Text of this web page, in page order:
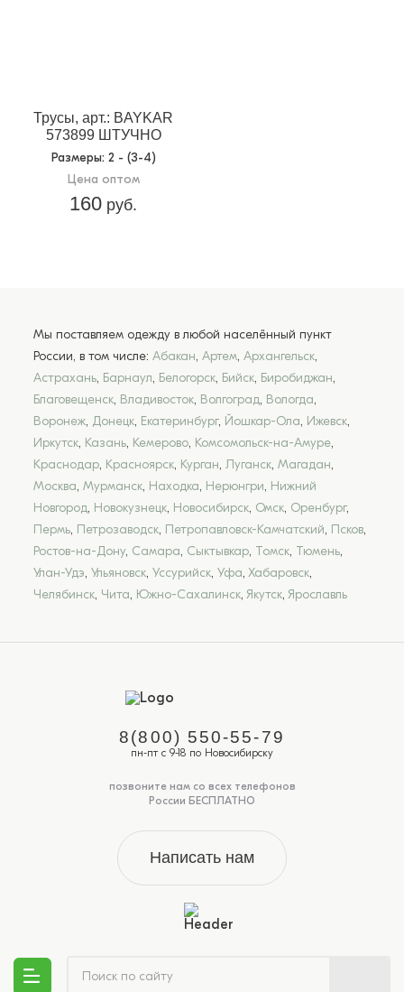
Трусы, арт.: BAYKAR
573899 ШТУЧНО
Размеры: 2 - (3-4)
Цена оптом
160 руб.
Мы поставляем одежду в любой населённый пункт
России, в том числе: Абакан, Артем, Архангельск,
Астрахань, Барнаул, Белогорск, Бийск, Биробиджан,
Благовещенск, Владивосток, Волгоград, Вологда,
Воронеж, Донецк, Екатеринбург, Йошкар-Ола, Ижевск,
Иркутск, Казань, Кемерово, Комсомольск-на-Амуре,
Краснодар, Красноярск, Курган, Луганск, Магадан,
Москва, Мурманск, Находка, Нерюнгри, Нижний
Новгород, Новокузнецк, Новосибирск, Омск, Оренбург,
Пермь, Петрозаводск, Петропавловск-Камчатский, Псков,
Ростов-на-Дону, Самара, Сыктывкар, Томск, Тюмень,
Улан-Удэ, Ульяновск, Уссурийск, Уфа, Хабаровск,
Челябинск, Чита, Южно-Сахалинск, Якутск, Ярославль
8(800) 550-55-79
пн-пт с 9-18 по Новосибирску
позвоните нам со всех телефонов
России БЕСПЛАТНО
Написать нам